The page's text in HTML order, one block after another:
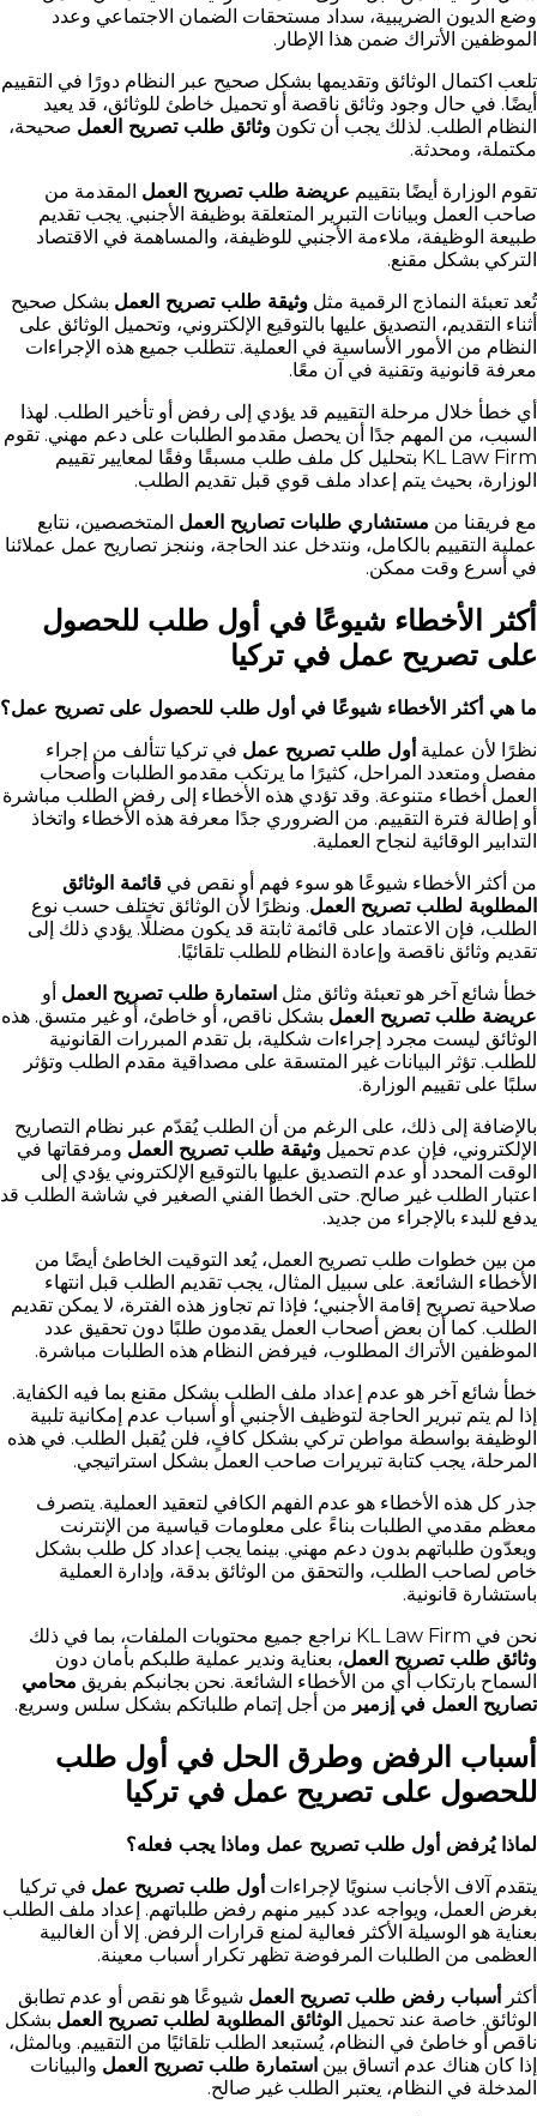
وضع الديون الضريبية، سداد مستحقات الضمان الاجتماعي وعدد
الموظفين الأتراك ضمن هذا الإطار.
تلعب اكتمال الوثائق وتقديمها بشكل صحيح عبر النظام دورًا في التقييم
أيضًا. في حال وجود وثائق ناقصة أو تحميل خاطئ للوثائق، قد يعيد
النظام الطلب. لذلك يجب أن تكون وثائق طلب تصريح العمل صحيحة،
مكتملة، ومحدثة.
تقوم الوزارة أيضًا بتقييم عريضة طلب تصريح العمل المقدمة من
صاحب العمل وبيانات التبرير المتعلقة بوظيفة الأجنبي. يجب تقديم
طبيعة الوظيفة، ملاءمة الأجنبي للوظيفة، والمساهمة في الاقتصاد
التركي بشكل مقنع.
تُعد تعبئة النماذج الرقمية مثل وثيقة طلب تصريح العمل بشكل صحيح
أثناء التقديم، التصديق عليها بالتوقيع الإلكتروني، وتحميل الوثائق على
النظام من الأمور الأساسية في العملية. تتطلب جميع هذه الإجراءات
معرفة قانونية وتقنية في آن معًا.
أي خطأ خلال مرحلة التقييم قد يؤدي إلى رفض أو تأخير الطلب. لهذا
السبب، من المهم جدًا أن يحصل مقدمو الطلبات على دعم مهني. تقوم
KL Law Firm بتحليل كل ملف طلب مسبقًا وفقًا لمعايير تقييم
الوزارة، بحيث يتم إعداد ملف قوي قبل تقديم الطلب.
مع فريقنا من مستشاري طلبات تصاريح العمل المتخصصين، نتابع
عملية التقييم بالكامل، ونتدخل عند الحاجة، وننجز تصاريح عمل عملائنا
في أسرع وقت ممكن.
أكثر الأخطاء شيوعًا في أول طلب للحصول
على تصريح عمل في تركيا
ما هي أكثر الأخطاء شيوعًا في أول طلب للحصول على تصريح عمل؟
نظرًا لأن عملية أول طلب تصريح عمل في تركيا تتألف من إجراء
مفصل ومتعدد المراحل، كثيرًا ما يرتكب مقدمو الطلبات وأصحاب
العمل أخطاء متنوعة. وقد تؤدي هذه الأخطاء إلى رفض الطلب مباشرة
أو إطالة فترة التقييم. من الضروري جدًا معرفة هذه الأخطاء واتخاذ
التدابير الوقائية لنجاح العملية.
من أكثر الأخطاء شيوعًا هو سوء فهم أو نقص في قائمة الوثائق
المطلوبة لطلب تصريح العمل. ونظرًا لأن الوثائق تختلف حسب نوع
الطلب، فإن الاعتماد على قائمة ثابتة قد يكون مضللًا. يؤدي ذلك إلى
تقديم وثائق ناقصة وإعادة النظام للطلب تلقائيًا.
خطأ شائع آخر هو تعبئة وثائق مثل استمارة طلب تصريح العمل أو
عريضة طلب تصريح العمل بشكل ناقص، أو خاطئ، أو غير متسق. هذه
الوثائق ليست مجرد إجراءات شكلية، بل تقدم المبررات القانونية
للطلب. تؤثر البيانات غير المتسقة على مصداقية مقدم الطلب وتؤثر
سلبًا على تقييم الوزارة.
بالإضافة إلى ذلك، على الرغم من أن الطلب يُقدّم عبر نظام التصاريح
الإلكتروني، فإن عدم تحميل وثيقة طلب تصريح العمل ومرفقاتها في
الوقت المحدد أو عدم التصديق عليها بالتوقيع الإلكتروني يؤدي إلى
اعتبار الطلب غير صالح. حتى الخطأ الفني الصغير في شاشة الطلب قد
يدفع للبدء بالإجراء من جديد.
من بين خطوات طلب تصريح العمل، يُعد التوقيت الخاطئ أيضًا من
الأخطاء الشائعة. على سبيل المثال، يجب تقديم الطلب قبل انتهاء
صلاحية تصريح إقامة الأجنبي؛ فإذا تم تجاوز هذه الفترة، لا يمكن تقديم
الطلب. كما أن بعض أصحاب العمل يقدمون طلبًا دون تحقيق عدد
الموظفين الأتراك المطلوب، فيرفض النظام هذه الطلبات مباشرة.
خطأ شائع آخر هو عدم إعداد ملف الطلب بشكل مقنع بما فيه الكفاية.
إذا لم يتم تبرير الحاجة لتوظيف الأجنبي أو أسباب عدم إمكانية تلبية
الوظيفة بواسطة مواطن تركي بشكل كافٍ، فلن يُقبل الطلب. في هذه
المرحلة، يجب كتابة تبريرات صاحب العمل بشكل استراتيجي.
جذر كل هذه الأخطاء هو عدم الفهم الكافي لتعقيد العملية. يتصرف
معظم مقدمي الطلبات بناءً على معلومات قياسية من الإنترنت
ويعدّون طلباتهم بدون دعم مهني. بينما يجب إعداد كل طلب بشكل
خاص لصاحب الطلب، والتحقق من الوثائق بدقة، وإدارة العملية
باستشارة قانونية.
نحن في KL Law Firm نراجع جميع محتويات الملفات، بما في ذلك
وثائق طلب تصريح العمل، بعناية وندير عملية طلبكم بأمان دون
السماح بارتكاب أي من الأخطاء الشائعة. نحن بجانبكم بفريق محامي
تصاريح العمل في إزمير من أجل إتمام طلباتكم بشكل سلس وسريع.
أسباب الرفض وطرق الحل في أول طلب
للحصول على تصريح عمل في تركيا
لماذا يُرفض أول طلب تصريح عمل وماذا يجب فعله؟
يتقدم آلاف الأجانب سنويًا لإجراءات أول طلب تصريح عمل في تركيا
بغرض العمل، ويواجه عدد كبير منهم رفض طلباتهم. إعداد ملف الطلب
بعناية هو الوسيلة الأكثر فعالية لمنع قرارات الرفض. إلا أن الغالبية
العظمى من الطلبات المرفوضة تظهر تكرار أسباب معينة.
أكثر أسباب رفض طلب تصريح العمل شيوعًا هو نقص أو عدم تطابق
الوثائق. خاصة عند تحميل الوثائق المطلوبة لطلب تصريح العمل بشكل
ناقص أو خاطئ في النظام، يُستبعد الطلب تلقائيًا من التقييم. وبالمثل،
إذا كان هناك عدم اتساق بين استمارة طلب تصريح العمل والبيانات
المدخلة في النظام، يعتبر الطلب غير صالح.